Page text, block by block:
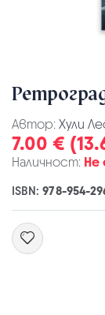
Автор: Хули
7.00 €
Наличност: Не
ISBN:978-954-